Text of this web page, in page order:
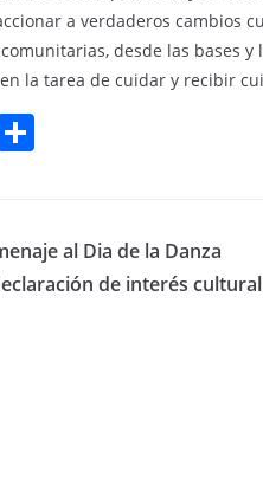
a verdaderos cambios
desde las bases
la tarea de cuidar y recibir
p
ar
al Dia de la Danza
de interés cultural